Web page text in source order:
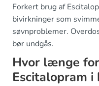
Forkert brug af
bivirkninger som
søvnproblemer.
bør undgås.
Hvor længe
Escitalopram i